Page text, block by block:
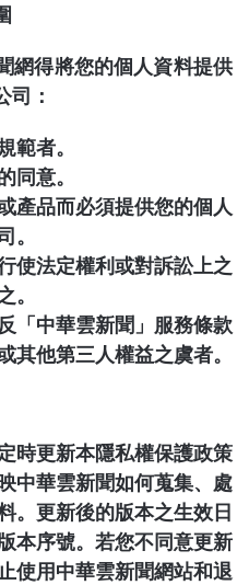
網得將您的個人資料提供
司：
範者。
同意。
產品而必須提供您的個人
。
使法定權利或對訴訟上之
。
「 中華雲新聞 」服務條款
其他第三人權益之虞者。
時更新本隱私權保護政策
中華雲新聞如何蒐集、處
。更新後的版本之生效日
本序號。若您不同意更新
使用 中華雲新聞網站和退